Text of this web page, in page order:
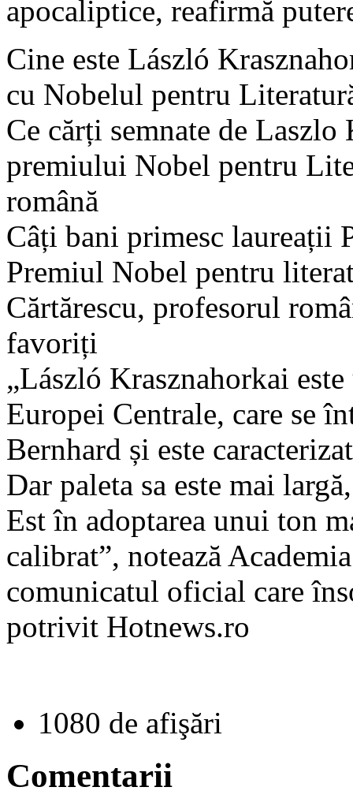
apocaliptice, reafirmă
Cine este László
cu Nobelul pentru
Ce cărți semnate de
premiului Nobel pentru
română
Câți bani primesc laureații
Premiul Nobel pentru
Cărtărescu, profesorul
favoriți
„László Krasznahorkai
Europei Centrale, care se
Bernhard și este
Dar paleta sa este mai
Est în adoptarea unui ton
calibrat”, notează
comunicatul oficial care
potrivit Hotnews.ro
1080 de afişări
Comentarii